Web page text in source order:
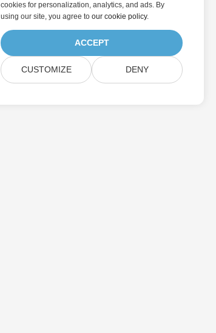
cookies for personalization, analytics, and ads. By
using our site, you agree to our cookie policy.
ACCEPT
CUSTOMIZE DENY